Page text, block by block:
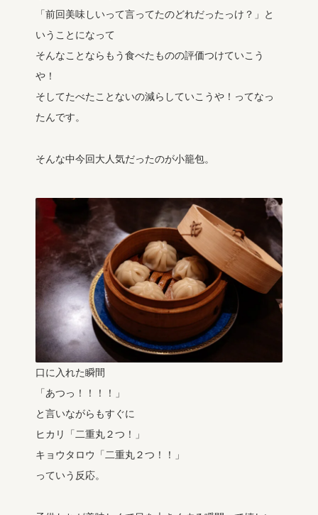
「前回美味しいって言ってたのどれだったっけ？」と
いうことになって
そんなことならもう食べたものの評価つけていこう
や！
そしてたべたことないの減らしていこうや！ってなっ
たんです。
そんな中今回大人気だったのが小籠包。
口に入れた瞬間
「あつっ！！！！」
と言いながらもすぐに
ヒカリ「二重丸２つ！」
キョウタロウ「二重丸２つ！！」
っていう反応。